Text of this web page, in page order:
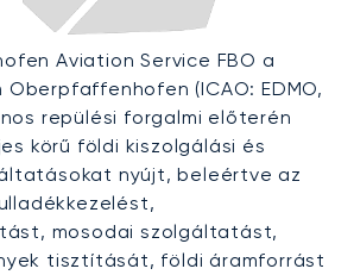
Aviation Service FBO a
(ICAO: EDMO,
repülési forgalmi előterén
körű földi kiszolgálási és
nyújt, beleértve az
mosodai szolgáltatást,
tisztítását, földi áramforrást